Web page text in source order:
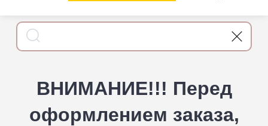
ВНИМАНИЕ!!! Перед
оформлением заказа,